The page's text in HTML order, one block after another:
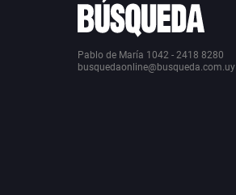
Pablo de María 1042 - 2418 8280
busquedaonline@busqueda.com.uy